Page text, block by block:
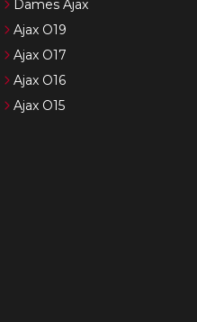
Dames Ajax
Ajax O19
Ajax O17
Ajax O16
Ajax O15